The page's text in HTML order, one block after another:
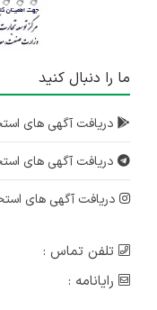
ما را دنبال کنید
دریافت آگهی های
دریافت آگهی های
دریافت آگهی های
تلفن تماس :
رایانامه :